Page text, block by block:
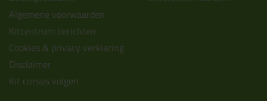
Algemene voorwaarden
Kitcentrum berichten
Cookies & privacy verklaring
Disclaimer
Kit cursus volgen